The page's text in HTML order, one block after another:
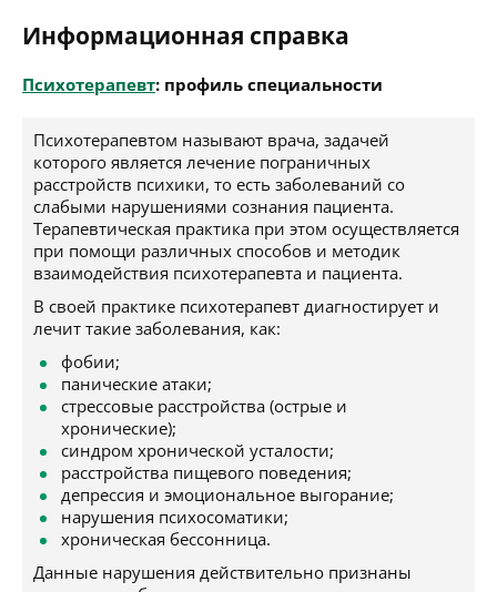
Информационная справка
Психотерапевт: профиль специальности
Психотерапевтом называют врача, задачей
которого является лечение пограничных
расстройств психики, то есть заболеваний со
слабыми нарушениями сознания пациента.
Терапевтическая практика при этом осуществляется
при помощи различных способов и методик
взаимодействия психотерапевта и пациента.
В своей практике психотерапевт диагностирует и
лечит такие заболевания, как:
фобии;
панические атаки;
стрессовые расстройства (острые и
хронические);
синдром хронической усталости;
расстройства пищевого поведения;
депрессия и эмоциональное выгорание;
нарушения психосоматики;
хроническая бессонница.
Данные нарушения действительно признаны